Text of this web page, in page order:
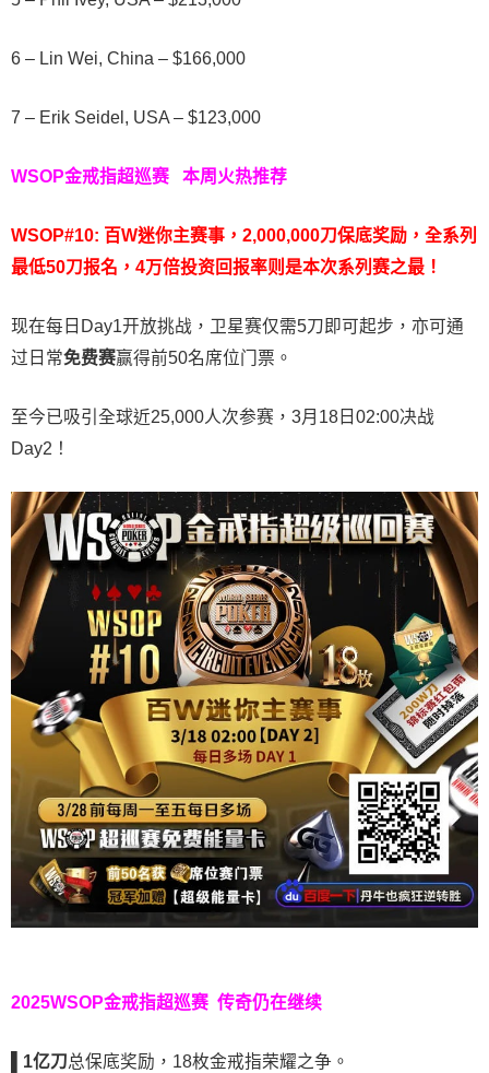
6 – Lin Wei, China – $166,000
7 – Erik Seidel, USA – $123,000
WSOP金戒指超巡赛 本周火热推荐
WSOP#10: 百W迷你主赛事，2,000,000刀保底奖励，全系列
最低50刀报名，4万倍投资回报率则是本次系列赛之最！
现在每日Day1开放挑战，卫星赛仅需5刀即可起步，亦可通
过日常免费赛赢得前50名席位门票。
至今已吸引全球近25,000人次参赛，3月18日02:00决战
Day2！
2025WSOP金戒指超巡赛 传奇仍在继续
1亿刀总保底奖励，18枚金戒指荣耀之争。